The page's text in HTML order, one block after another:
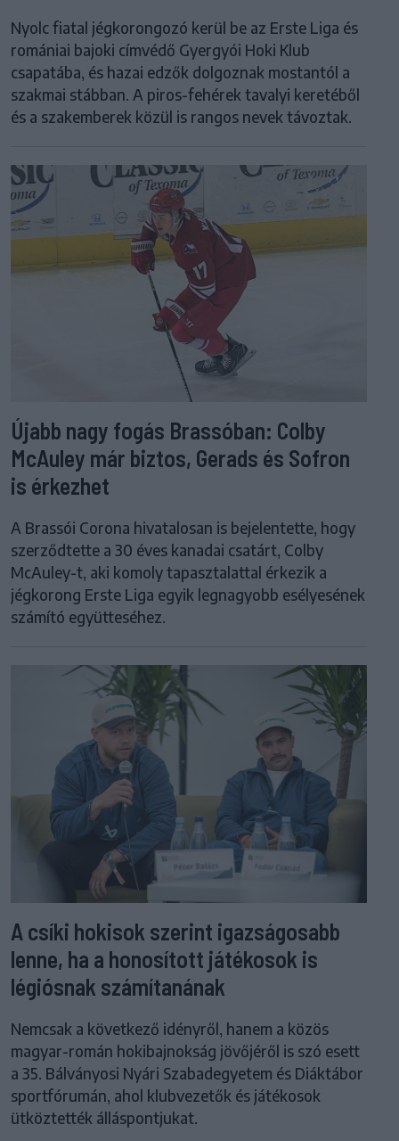
Nyolc fiatal jégkorongozó kerül be az Erste Liga és
romániai bajoki címvédő Gyergyói Hoki Klub
csapatába, és hazai edzők dolgoznak mostantól a
szakmai stábban. A piros-fehérek tavalyi keretéből
és a szakemberek közül is rangos nevek távoztak.
Újabb nagy fogás Brassóban: Colby
McAuley már biztos, Gerads és Sofron
is érkezhet
A Brassói Corona hivatalosan is bejelentette, hogy
szerződtette a 30 éves kanadai csatárt, Colby
McAuley-t, aki komoly tapasztalattal érkezik a
jégkorong Erste Liga egyik legnagyobb esélyesének
számító együtteséhez.
A csíki hokisok szerint igazságosabb
lenne, ha a honosított játékosok is
légiósnak számítanának
Nemcsak a következő idényről, hanem a közös
magyar-román hokibajnokság jövőjéről is szó esett
a 35. Bálványosi Nyári Szabadegyetem és Diáktábor
sportfórumán, ahol klubvezetők és játékosok
ütköztették álláspontjukat.